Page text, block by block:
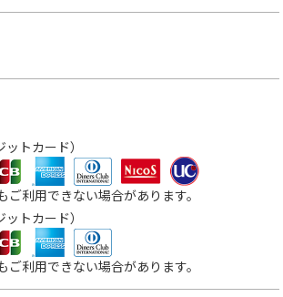
トカード）
JCB アメリカン・エキスプレス
ダイナースクラブカード
三菱UFJニコス
UCカード
利用できない場合があります。
トカード）
JCB アメリカン・エキスプレス
利用できない場合があります。